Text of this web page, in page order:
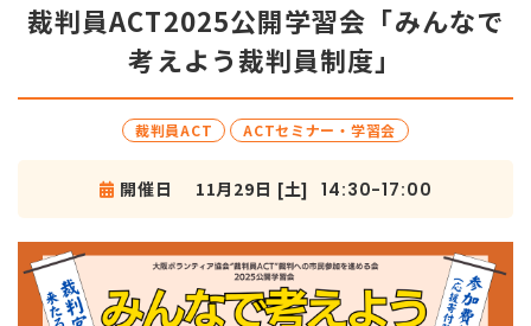
裁判員ACT2025公開学習会「みんなで
考えよう裁判員制度」
裁判員ACT ACTセミナー・学習会
開催日 11月29日 [土] 14:30-17:00